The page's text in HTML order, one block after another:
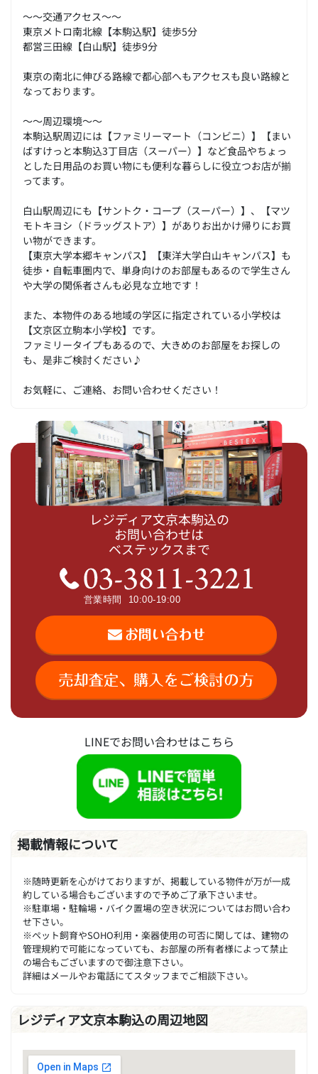
～～交通アクセス～～
東京メトロ南北線【本駒込駅】徒歩5分
都営三田線【白山駅】徒歩9分
東京の南北に伸びる路線で都心部へもアクセスも良い路線と
なっております。
～～周辺環境～～
本駒込駅周辺には【ファミリーマート（コンビニ）】【まい
ばすけっと本駒込3丁目店（スーパー）】など食品やちょっ
とした日用品のお買い物にも便利な暮らしに役立つお店が揃
ってます。
白山駅周辺にも【サントク・コープ（スーパー）】、【マツ
モトキヨシ（ドラッグストア）】がありお出かけ帰りにお買
い物ができます。
【東京大学本郷キャンパス】【東洋大学白山キャンパス】も
徒歩・自転車圏内で、単身向けのお部屋もあるので学生さん
や大学の関係者さんも必見な立地です！
また、本物件のある地域の学区に指定されている小学校は
【文京区立駒本小学校】です。
ファミリータイプもあるので、大きめのお部屋をお探しの
も、是非ご検討ください♪
お気軽に、ご連絡、お問い合わせください！
レジディア文京本駒込の
お問い合わせは
ベステックスまで
LINEでお問い合わせはこちら
掲載情報について
※随時更新を心がけておりますが、掲載している物件が万が一成
約している場合もございますので予めご了承下さいませ。
※駐車場・駐輪場・バイク置場の空き状況についてはお問い合わ
せ下さい。
※ペット飼育やSOHO利用・楽器使用の可否に関しては、建物の
管理規約で可能になっていても、お部屋の所有者様によって禁止
の場合もございますので御注意下さい。
詳細はメールやお電話にてスタッフまでご相談下さい。
レジディア文京本駒込の周辺地図